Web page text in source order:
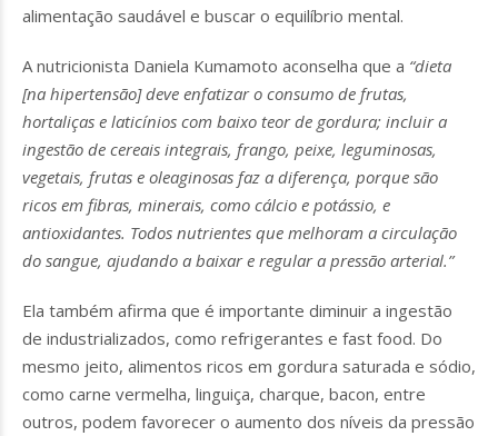
alimentação saudável e buscar o equilíbrio mental.
A nutricionista Daniela Kumamoto aconselha que a “dieta
[na hipertensão] deve enfatizar o consumo de frutas,
hortaliças e laticínios com baixo teor de gordura; incluir a
ingestão de cereais integrais, frango, peixe, leguminosas,
vegetais, frutas e oleaginosas faz a diferença, porque são
ricos em fibras, minerais, como cálcio e potássio, e
antioxidantes. Todos nutrientes que melhoram a circulação
do sangue, ajudando a baixar e regular a pressão arterial.”
Ela também afirma que é importante diminuir a ingestão
de industrializados, como refrigerantes e fast food. Do
mesmo jeito, alimentos ricos em gordura saturada e sódio,
como carne vermelha, linguiça, charque, bacon, entre
outros, podem favorecer o aumento dos níveis da pressão